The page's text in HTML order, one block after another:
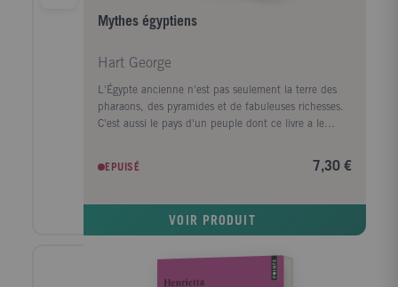
Mythes égyptiens
Hart George
L'Égypte ancienne n'est pas seulement la terre des
pharaons, des pyramides et de fabuleuses richesses.
C'est aussi le pays d'un peuple dont ce livre a le
son existence et ses préoccupations de tous les jours :
travaux des champs, lutte contre la pauvreté et la
incapables de trancher contre le mal en faveur du
constitue un panorama de la vie quotidienne dans ce
qui fut l'un des plus grands empires du monde
EPUISÉ 7,30 €
VOIR PRODUIT